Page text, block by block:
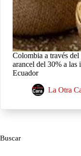
Colombia a través
arancel del 30% a las
Ecuador
La Otra
Buscar